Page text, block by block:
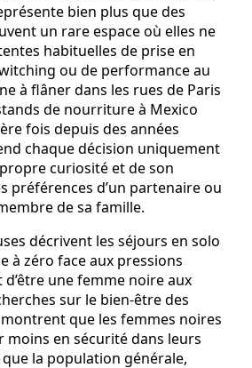
bien plus que des
un rare espace où elles ne
habituelles de prise en
ou de performance au
à flâner dans les rues de Paris
de nourriture à Mexico
fois depuis des années
chaque décision uniquement
curiosité et de son
préférences d’un partenaire ou
de sa famille.
décrivent les séjours en solo
à zéro face aux pressions
une femme noire aux
sur le bien-être des
que les femmes noires
moins en sécurité dans leurs
la population générale,